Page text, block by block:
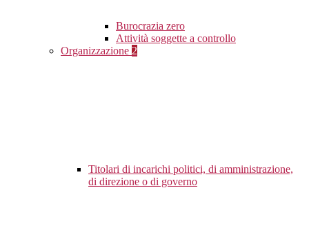
Burocrazia zero
Attività soggette a controllo
Organizzazione 2
Titolari di incarichi politici, di amministrazione,
di direzione o di governo